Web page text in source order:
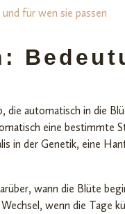
die automatisch in die
eine bestimmte
in der Genetik, eine
wann die Blüte
wenn die Tage